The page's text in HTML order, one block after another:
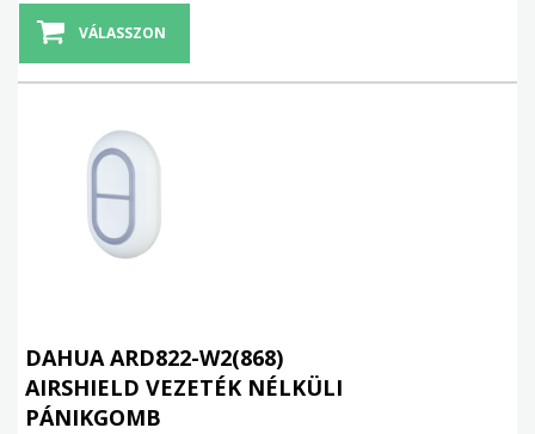
VÁLASSZON
DAHUA ARD822-W2(868)
AIRSHIELD VEZETÉK NÉLKÜLI
PÁNIKGOMB